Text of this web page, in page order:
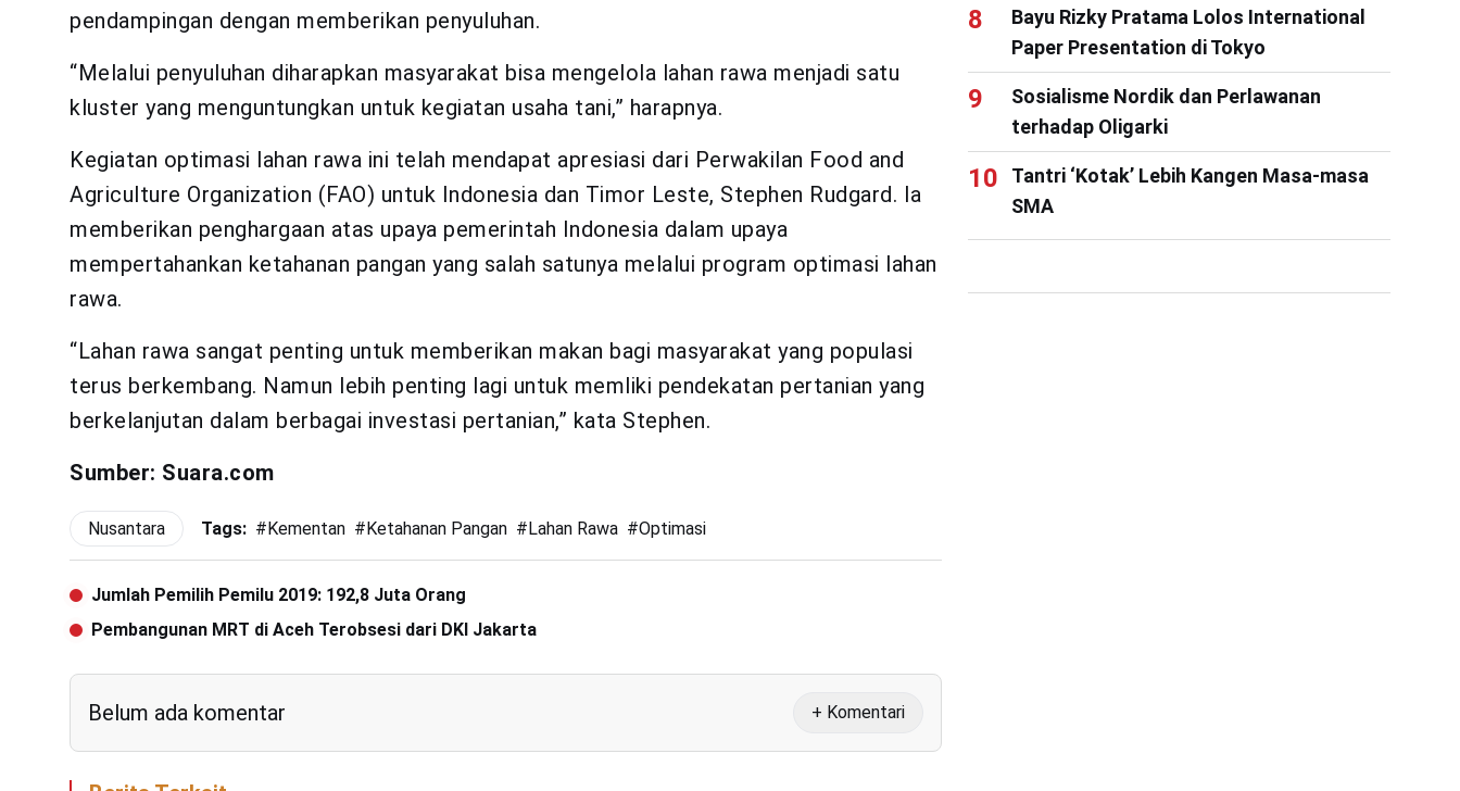
pendampingan dengan memberikan penyuluhan.
“Melalui penyuluhan diharapkan masyarakat bisa mengelola lahan rawa menjadi satu
kluster yang menguntungkan untuk kegiatan usaha tani,” harapnya.
Kegiatan optimasi lahan rawa ini telah mendapat apresiasi dari Perwakilan Food and
Agriculture Organization (FAO) untuk Indonesia dan Timor Leste, Stephen Rudgard. Ia
memberikan penghargaan atas upaya pemerintah Indonesia dalam upaya
mempertahankan ketahanan pangan yang salah satunya melalui program optimasi lahan
rawa.
“Lahan rawa sangat penting untuk memberikan makan bagi masyarakat yang populasi
terus berkembang. Namun lebih penting lagi untuk memliki pendekatan pertanian yang
berkelanjutan dalam berbagai investasi pertanian,” kata Stephen.
Sumber: Suara.com
Nusantara Tags: #Kementan #Ketahanan Pangan #Lahan Rawa #Optimasi
Jumlah Pemilih Pemilu 2019: 192,8 Juta Orang
Pembangunan MRT di Aceh Terobsesi dari DKI Jakarta
Belum ada komentar + Komentari
Bayu Rizky Pratama Lolos International
Paper Presentation di Tokyo
Sosialisme Nordik dan Perlawanan
terhadap Oligarki
Tantri ‘Kotak’ Lebih Kangen Masa-masa
SMA